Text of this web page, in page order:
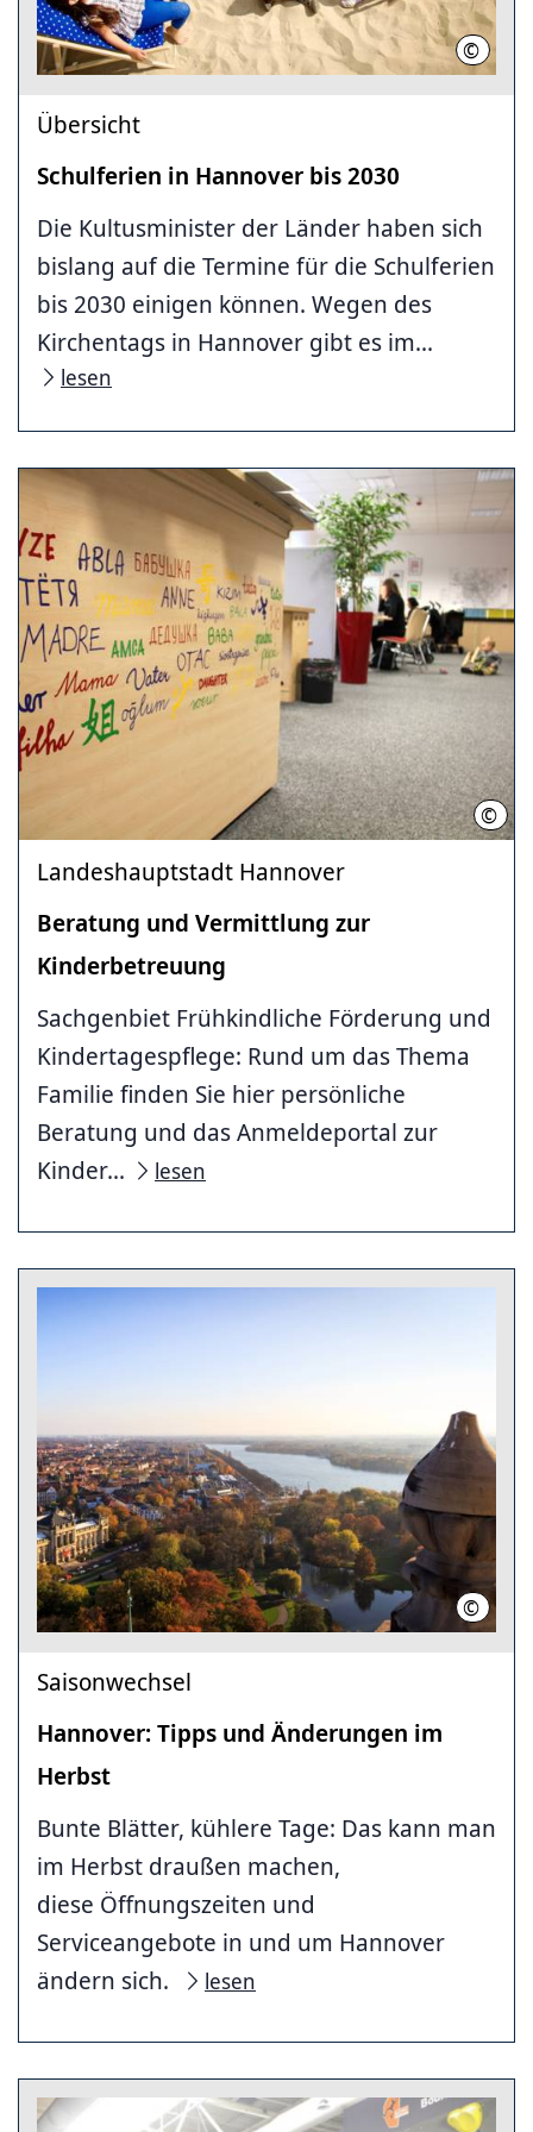
© Mark
Übersicht
Schulferien in Hannover bis 2030
Die Kultusminister der Länder haben sich
bislang auf die Termine für die Schulferien
bis 2030 einigen können. Wegen des
Kirchentags in Hannover gibt es im...
lesen
©
Landeshauptstadt Hannover
Beratung und Vermittlung zur
Kinderbetreuung
Sachgenbiet Frühkindliche Förderung und
Kindertagespflege: Rund um das Thema
Familie finden Sie hier persönliche
Beratung und das Anmeldeportal zur
Kinder...
lesen
© HMTG
Saisonwechsel
Hannover: Tipps und Änderungen im
Herbst
Bunte Blätter, kühlere Tage: Das kann man
im Herbst draußen machen,
diese Öffnungszeiten und
Serviceangebote in und um Hannover
ändern sich.
lesen